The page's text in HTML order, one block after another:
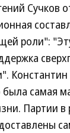
Сучков
роли":
была самая
Партии в